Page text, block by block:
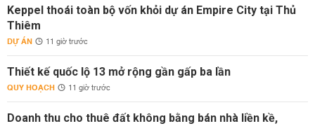
Keppel thoái toàn bộ vốn khỏi dự án Empire City tại Thủ
Thiêm
DỰ ÁN 11 giờ trước
Thiết kế quốc lộ 13 mở rộng gần gấp ba lần
QUY HOẠCH 11 giờ trước
Doanh thu cho thuê đất không bằng bán nhà liền kề,